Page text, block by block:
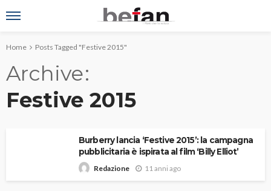
Home Posts Tagged "Festive 2015"
Archive
Festive 2015
Burberry lancia ‘Festive 2015’: la campagna
pubblicitaria è ispirata al film ‘Billy Elliot’
Redazione 11 anni ago